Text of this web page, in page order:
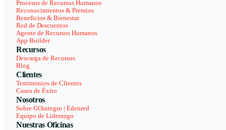
Procesos de Recursos Humanos
Reconocimientos & Premios
Beneficios & Bienestar
Red de Descuentos
Agente de Recursos Humanos
App Builder
Recursos
Descarga de Recursos
Blog
Clientes
Testimonios de Clientes
Casos de Éxito
Nosotros
Sobre GOintegro | Edenred
Equipo de Liderazgo
Nuestras Oficinas